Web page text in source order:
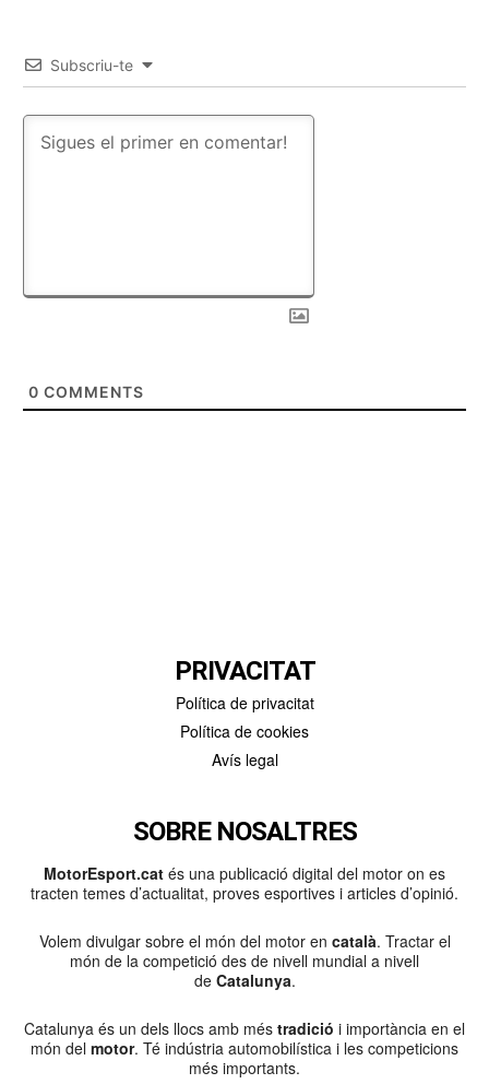
Subscriu-te
0 COMMENTS
PRIVACITAT
Política de privacitat
Política de cookies
Avís legal
SOBRE NOSALTRES
MotorEsport.cat és una publicació digital del motor on es
tracten temes d’actualitat, proves esportives i articles d’opinió.
Volem divulgar sobre el món del motor en català. Tractar el
món de la competició des de nivell mundial a nivell
de Catalunya.
Catalunya és un dels llocs amb més tradició i importància en el
món del motor. Té indústria automobilística i les competicions
més importants.